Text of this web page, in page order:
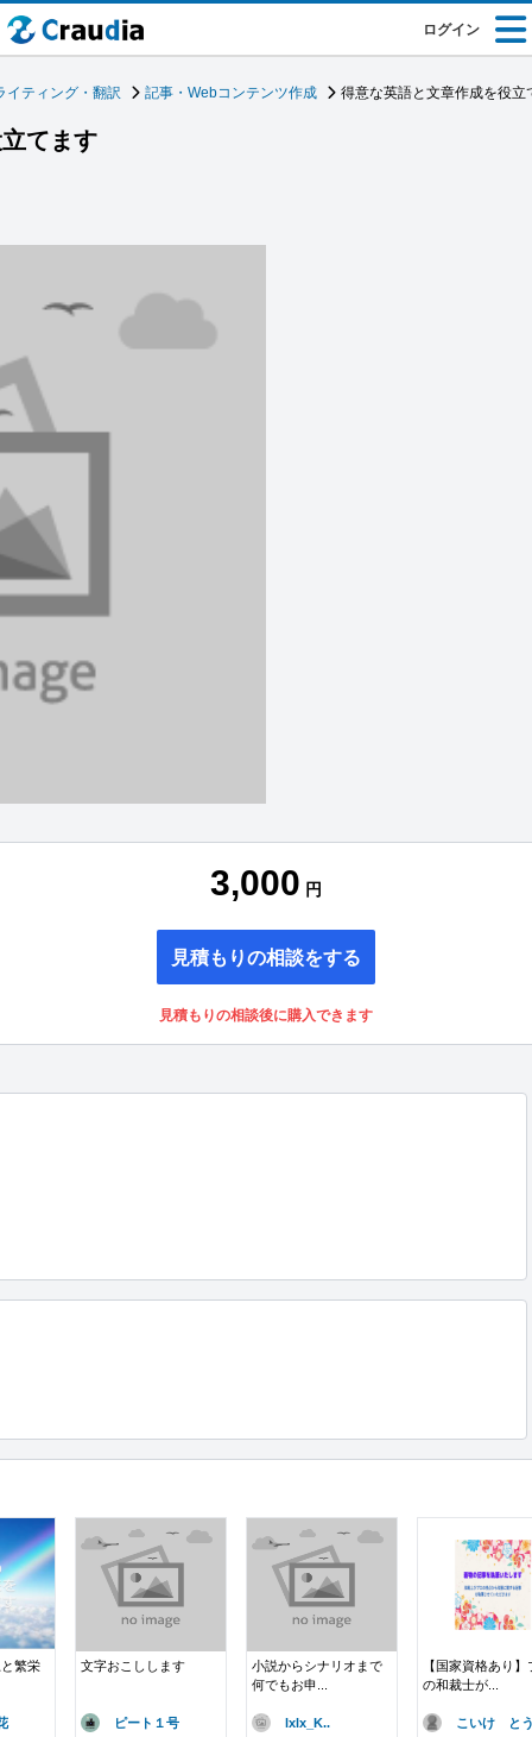
ログイン
イティング・翻訳 記事・Webコンテンツ作成 得意な英語と文章作成を役立
てます
3,000 円
見積もりの相談をする
見積もりの相談後に購入できます
繁栄 文字おこしします
ピート１号
小説からシナリオまで
何でもお申...
lxlx_K..
【国家資格あり】
の和裁士が...
こいけ と